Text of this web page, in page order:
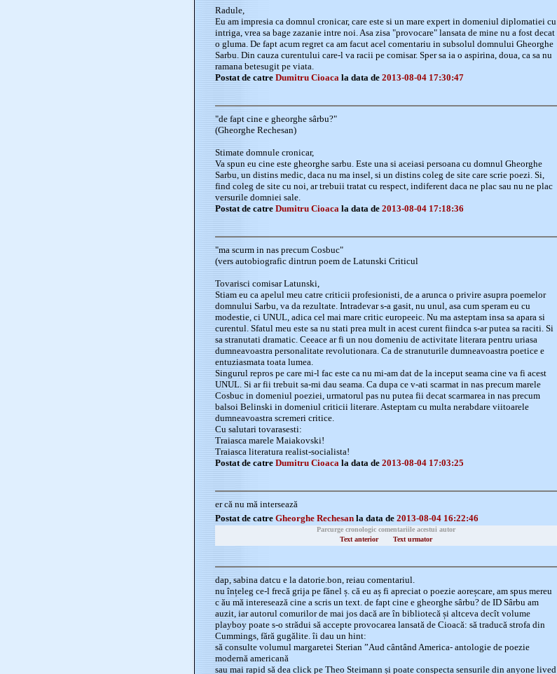
Radule,
Eu am impresia ca domnul cronicar, care este si un mare expert in domeniul diplomatiei cu
intriga, vrea sa bage zazanie intre noi. Asa zisa "provocare" lansata de mine nu a fost decat
o gluma. De fapt acum regret ca am facut acel comentariu in subsolul domnului Gheorghe
Sarbu. Din cauza curentului care-l va racii pe comisar. Sper sa ia o aspirina, doua, ca sa nu
ramana betesugit pe viata.
Postat de catre Dumitru Cioaca la data de 2013-08-04 17:30:47
"de fapt cine e gheorghe sârbu?"
(Gheorghe Rechesan)
Stimate domnule cronicar,
Va spun eu cine este gheorghe sarbu. Este una si aceiasi persoana cu domnul Gheorghe
Sarbu, un distins medic, daca nu ma insel, si un distins coleg de site care scrie poezi. Si,
find coleg de site cu noi, ar trebuii tratat cu respect, indiferent daca ne plac sau nu ne plac
versurile domniei sale.
Postat de catre Dumitru Cioaca la data de 2013-08-04 17:18:36
"ma scurm in nas precum Cosbuc"
(vers autobiografic dintrun poem de Latunski Criticul
Tovarisci comisar Latunski,
Stiam eu ca apelul meu catre criticii profesionisti, de a arunca o privire asupra poemelor
domnului Sarbu, va da rezultate. Intradevar s-a gasit, nu unul, asa cum speram eu cu
modestie, ci UNUL, adica cel mai mare critic europeeic. Nu ma asteptam insa sa apara si
curentul. Sfatul meu este sa nu stati prea mult in acest curent fiindca s-ar putea sa raciti. Si
sa stranutati dramatic. Ceeace ar fi un nou domeniu de activitate literara pentru uriasa
dumneavoastra personalitate revolutionara. Ca de stranuturile dumneavoastra poetice e
entuziasmata toata lumea.
Singurul repros pe care mi-l fac este ca nu mi-am dat de la inceput seama cine va fi acest
UNUL. Si ar fii trebuit sa-mi dau seama. Ca dupa ce v-ati scarmat in nas precum marele
Cosbuc in domeniul poeziei, urmatorul pas nu putea fii decat scarmarea in nas precum
balsoi Belinski in domeniul criticii literare. Asteptam cu multa nerabdare viitoarele
dumneavoastra scremeri critice.
Cu salutari tovarasesti:
Traiasca marele Maiakovski!
Traiasca literatura realist-socialista!
Postat de catre Dumitru Cioaca la data de 2013-08-04 17:03:25
er că nu mă intersează
Postat de catre Gheorghe Rechesan la data de 2013-08-04 16:22:46
Parcurge cronologic comentariile acestui autor
Text anterior
Text urmator
dap, sabina datcu e la datorie.bon, reiau comentariul.
nu înțeleg ce-l frecă grija pe fănel ș. că eu aș fi apreciat o poezie aoreșcare, am spus mereu
c ău mă interesează cine a scris un text. de fapt cine e gheorghe sârbu? de ID Sârbu am
auzit, iar autorul comurilor de mai jos dacă are în bibliotecă și altceva decît volume
playboy poate s-o strădui să accepte provocarea lansată de Cioacă: să traducă strofa din
Cummings, fără gugălite. îi dau un hint:
să consulte volumul margaretei Sterian ”Aud cântând America- antologie de poezie
modernă americană
sau mai rapid să dea click pe Theo Steimann și poate conspecta sensurile din anyone lived